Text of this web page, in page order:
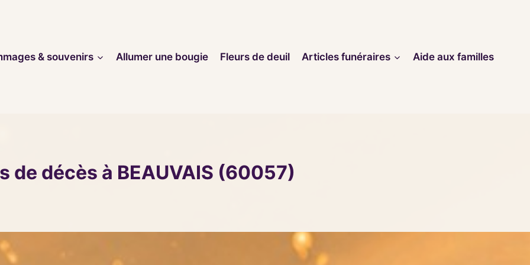
& souvenirs
Allumer une bougie Fleurs de deuil Articles funéraires Aide aux familles
de décès à BEAUVAIS (60057)